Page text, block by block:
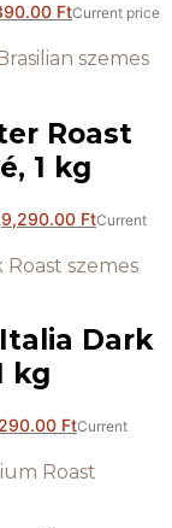
FtCurrent price
Roast
1 kg
9,290.00 FtCurrent
Dark
kg
FtCurrent